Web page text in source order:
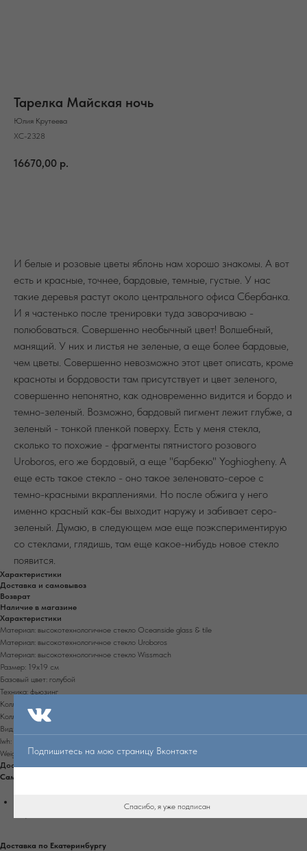
Тарелка Майская ночь
Юлия Крутеева
ХС-2328
16670,00 р.
И белые и розовые цветы яблонь нам хорошо знакомы. А вот
есть и красные, точнее, бардовые, темные, густые. У нас
такие деревья растут около центрального офиса Сбербанка.
И я частенько после тренировки туда заворачиваю -
полюбоваться. Совершенно необычный цвет! Волшебный,
манящий. У них и листья не зеленые, а еще более бардовые,
чем цветы. Совершенно невозможно этот цвет описать, кроме
красноты и бордовости там присутствует и цвет зеленого,
совершенно непонятно, как одновременно видится и бордо и
темно-зеленый. Возможно, бардовый пигмент лежит глубже, а
зеленый - тонкой пленкой поверху. Есть у меня стекла,
сколько то похожие - фрагменты пятнистого розового
Uroboros, его же бордовый, а еще "барбекю" Yoghiogheny. А
еще есть такое стекло - оно такое зеленовато-серое с
темно-красными вкраплениями. Но после обжига у него
именно красный как-бы выходит наружу и забивает серо-
зеленый. Думаю, в следующем мае еще поэкспериментирую
со стеклами, глядишь, там еще какое-нибудь новое стекло
появится.
Характеристики
Доставка и самовывоз
Возврат
Наличие в магазине
Характеристики
Материал: высокотехнологичное стекло Oceanside glass & tile
Материал: высокотехнологичное стекло Uroboros
Материал: высокотехнологичное стекло Wissmach
Размер: 19х19 см
Базовый цвет: голубой
Техника: фьюзинг
Коллекция: Цветы
Коллекция: Майская ночь
Вид: тарелка
lwh: 190x190x30
Weight: 1000g
Доставка и самовывоз
Самовывоз
Самовывоз доступен из магазина в г. Екатеринбург, ул. Энгельса, д. 15, вход со
Доставка по Екатеринбургу
Подпишитесь на мою страницу Вконтакте
Спасибо, я уже подписан